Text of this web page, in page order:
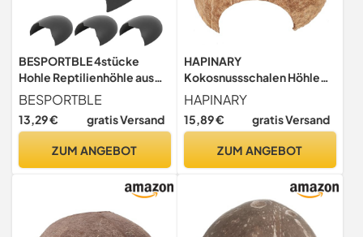
BESPORTBLE 4stücke
Hohle Reptilienhöhle aus
Kokosnussschale Versteck
für Schlangen Echsen
Spinnen Geckos
Amphibien Leicht zu
BESPORTBLE
13,29 € gratis Versand
ZUM ANGEBOT
HAPINARY
Kokosnussschalen Höhle
Als Terrarienzubehör Mit
Natürlichem Versteck Und
Dekoration Für Eidechsen
Reptilien
HAPINARY
15,89 € gratis Versand
ZUM ANGEBOT